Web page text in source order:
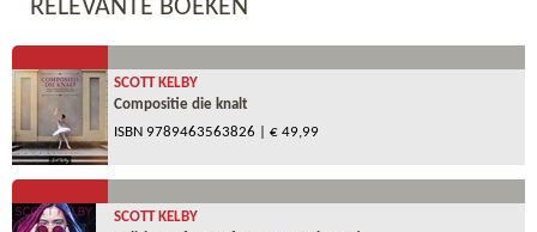
RELEVANTE BOEKEN
SCOTT KELBY
Compositie die knalt
ISBN 9789463563826 | € 49,99
SCOTT KELBY